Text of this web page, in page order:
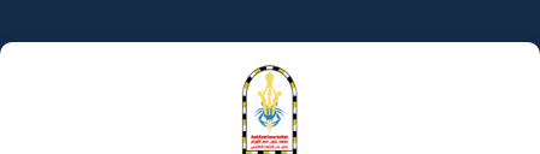
إلى
المحتوى